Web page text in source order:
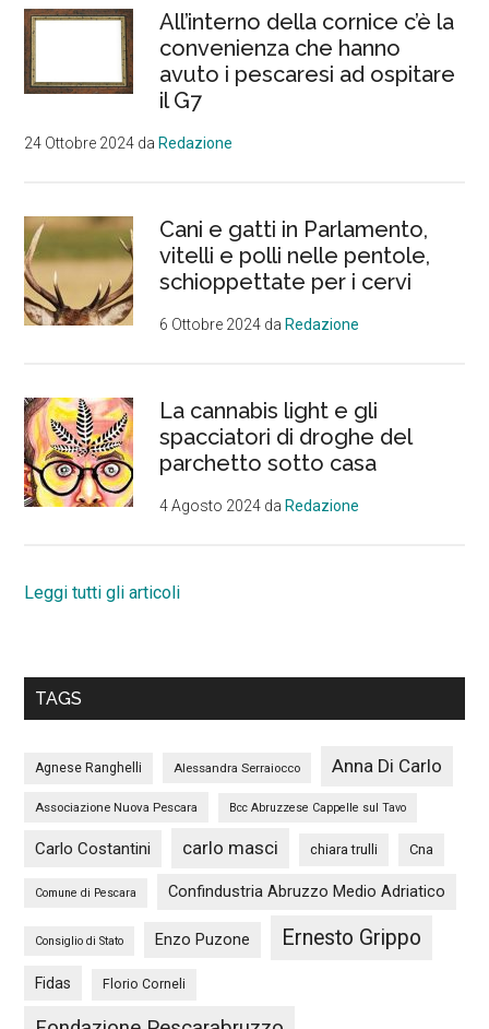
All’interno della cornice c’è la
convenienza che hanno
avuto i pescaresi ad ospitare
il G7
24 Ottobre 2024 da Redazione
Cani e gatti in Parlamento,
vitelli e polli nelle pentole,
schioppettate per i cervi
6 Ottobre 2024 da Redazione
La cannabis light e gli
spacciatori di droghe del
parchetto sotto casa
4 Agosto 2024 da Redazione
Leggi tutti gli articoli
TAGS
Agnese Ranghelli Alessandra Serraiocco Anna Di Carlo
Associazione Nuova Pescara Bcc Abruzzese Cappelle sul Tavo
Carlo Costantini carlo masci chiara trulli Cna
Comune di Pescara Confindustria Abruzzo Medio Adriatico
Consiglio di Stato Enzo Puzone Ernesto Grippo
Fidas Florio Corneli